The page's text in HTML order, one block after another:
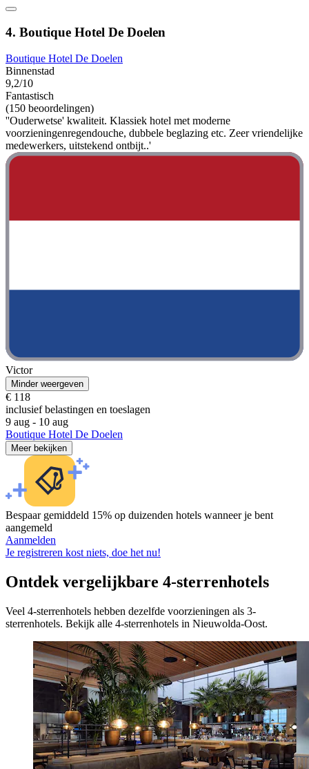
4. Boutique Hotel De Doelen
Boutique Hotel De Doelen
Binnenstad
9,2/10
Fantastisch
(150 beoordelingen)
''Ouderwetse' kwaliteit. Klassiek hotel met moderne
voorzieningenregendouche, dubbele beglazing etc. Zeer vriendelijke
medewerkers, uitstekend ontbijt..'
Victor
Minder weergeven
€ 118
inclusief belastingen en toeslagen
9 aug - 10 aug
Boutique Hotel De Doelen
Meer bekijken
Bespaar gemiddeld 15% op duizenden hotels wanneer je bent
aangemeld
Aanmelden
Je registreren kost niets, doe het nu!
Ontdek vergelijkbare 4-sterrenhotels
Veel 4-sterrenhotels hebben dezelfde voorzieningen als 3-
sterrenhotels. Bekijk alle 4-sterrenhotels in Nieuwolda-Oost.